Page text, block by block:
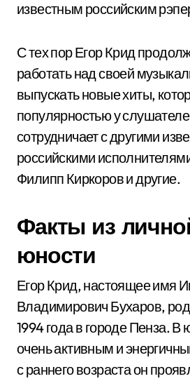
известным российским
С тех пор Егор Крид
работать над своей
выпускать новые хиты,
популярностью у
сотрудничает с другими
российскими
Филипп Киркоров и другие.
Факты из
юности
Егор Крид, настоящее имя
Владимирович Бухаров,
1994 года в городе Пенза. В
очень активным и
с раннего возраста он